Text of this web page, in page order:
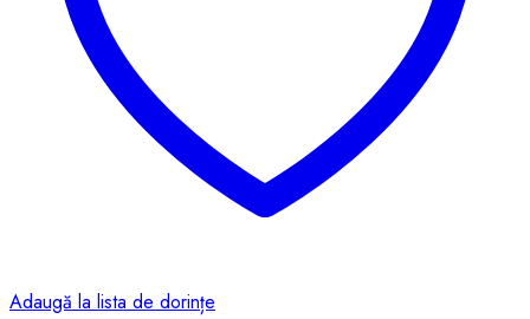
Adaugă la lista de dorințe